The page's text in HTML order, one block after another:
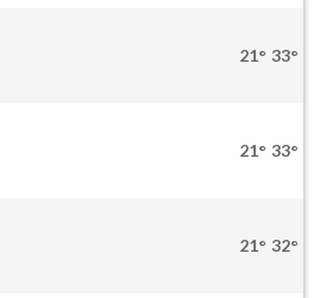
21° 33°
21° 33°
21° 32°